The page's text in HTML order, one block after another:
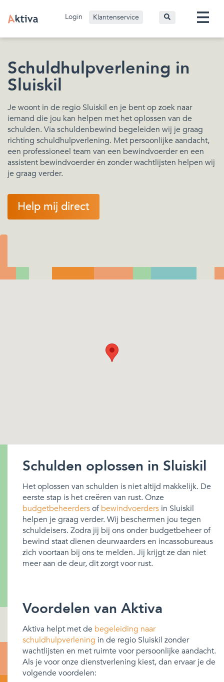
Login Klantenservice
Schuldhulpverlening in
Sluiskil
Je woont in de regio Sluiskil en je bent op zoek naar
iemand die jou kan helpen met het oplossen van de
schulden. Via schuldenbewind begeleiden wij je graag
richting schuldhulpverlening. Met persoonlijke aandacht,
een professioneel team van een bewindvoerder en een
assistent bewindvoerder én zonder wachtlijsten helpen wij
je graag verder.
Help mij direct
Schulden oplossen in Sluiskil
Het oplossen van schulden is niet altijd makkelijk. De
eerste stap is het creëren van rust. Onze
budgetbeheerdersofbewindvoerders in Sluiskil
helpen je graag verder. Wij beschermen jou tegen
schuldeisers. Zodra jij bij ons onder budgetbeheer of
bewind staat dienen deurwaarders en incassobureaus
zich voortaan bij ons te melden. Jij krijgt ze dan niet
meer aan de deur, dit zorgt voor rust.
Voordelen van Aktiva
Aktiva helpt met de begeleiding naar
schuldhulpverlening in de regio Sluiskil zonder
wachtlijsten en met ruimte voor persoonlijke aandacht.
Als je voor onze dienstverlening kiest, dan ervaar je de
volgende voordelen: